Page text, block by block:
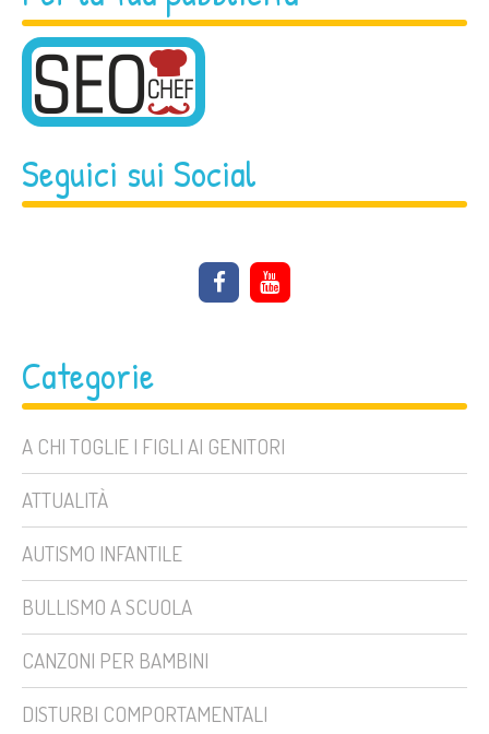
Seguici sui Social
Categorie
A CHI TOGLIE I FIGLI AI GENITORI
ATTUALITÀ
AUTISMO INFANTILE
BULLISMO A SCUOLA
CANZONI PER BAMBINI
DISTURBI COMPORTAMENTALI